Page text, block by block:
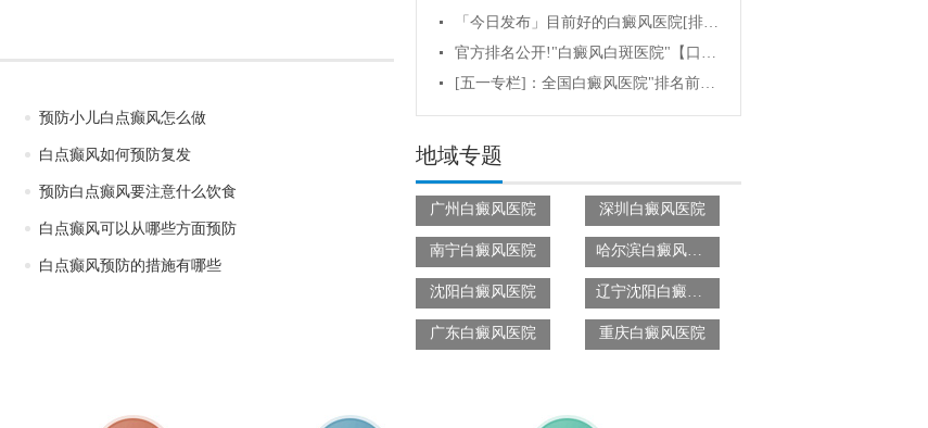
预防小儿白点癫风怎么做
白点癫风如何预防复发
预防白点癫风要注意什么饮食
白点癫风可以从哪些方面预防
白点癫风预防的措施有哪些
地域专题
广州白癜风医院 深圳白癜风医院
南宁白癜风医院
沈阳白癜风医院
广东白癜风医院 重庆白癜风医院